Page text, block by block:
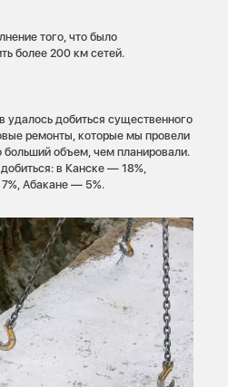
того, что было
более 200 км сетей.
удалось добиться существенного
ремонты, которые мы провели
больший объем, чем планировали.
в Канске — 18%,
Абакане — 5%.